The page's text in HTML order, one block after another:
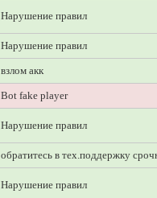
Нарушение правил
Нарушение правил
взлом акк
Bot fake player
Нарушение правил
обратитесь в тех.поддержку
Нарушение правил